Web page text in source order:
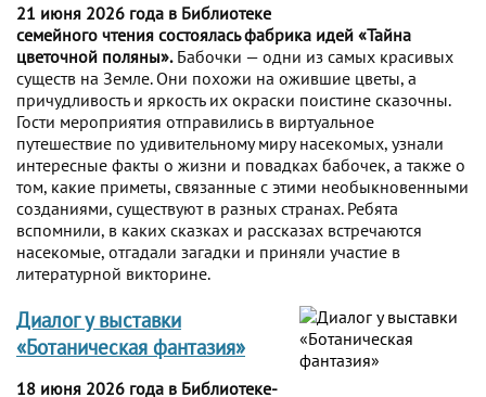
21 июня 2026 года в Библиотеке
семейного чтения состоялась фабрика идей «Тайна
цветочной поляны».Бабочки — одни из самых красивых
существ на Земле. Они похожи на ожившие цветы, а
причудливость и яркость их окраски поистине сказочны.
Гости мероприятия отправились в виртуальное
путешествие по удивительному миру насекомых, узнали
интересные факты о жизни и повадках бабочек, а также о
том, какие приметы, связанные с этими необыкновенными
созданиями, существуют в разных странах. Ребята
вспомнили, в каких сказках и рассказах встречаются
насекомые, отгадали загадки и приняли участие в
литературной викторине.
Диалог у выставки
«Ботаническая фантазия»
18 июня 2026 года в Библиотеке-